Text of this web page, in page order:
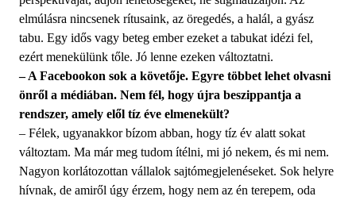
elmúlásra nincsenek rítusaink, az öregedés, a halál, a gyász
tabu. Egy idős vagy beteg ember ezeket a tabukat idézi fel,
ezért menekülünk tőle. Jó lenne ezeken változtatni.
– A Facebookon sok a követője. Egyre többet lehet olvasni
önről a médiában. Nem fél, hogy újra beszippantja a
rendszer, amely elől tíz éve elmenekült?
– Félek, ugyanakkor bízom abban, hogy tíz év alatt sokat
változtam. Ma már meg tudom ítélni, mi jó nekem, és mi nem.
Nagyon korlátozottan vállalok sajtómegjelenéseket. Sok helyre
hívnak, de amiről úgy érzem, hogy nem az én terepem, oda